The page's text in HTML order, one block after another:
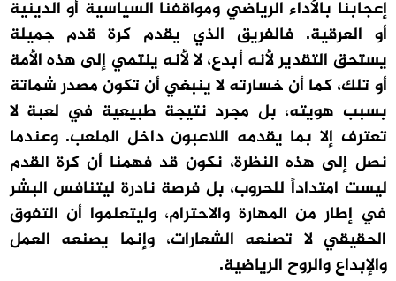
إعجابنا بالأداء الرياضي ومواقفنا السياسية أو الدينية
أو العرقية. فالفريق الذي يقدم كرة قدم جميلة
يستحق التقدير لأنه أبدع، لا لأنه ينتمي إلى هذه الأمة
أو تلك، كما أن خسارته لا ينبغي أن تكون مصدر شماتة
بسبب هويته، بل مجرد نتيجة طبيعية في لعبة لا
تعترف إلا بما يقدمه اللاعبون داخل الملعب. وعندما
نصل إلى هذه النظرة، نكون قد فهمنا أن كرة القدم
ليست امتداداً للحروب، بل فرصة نادرة ليتنافس البشر
في إطار من المهارة والاحترام، وليتعلموا أن التفوق
الحقيقي لا تصنعه الشعارات، وإنما يصنعه العمل
والإبداع والروح الرياضية.